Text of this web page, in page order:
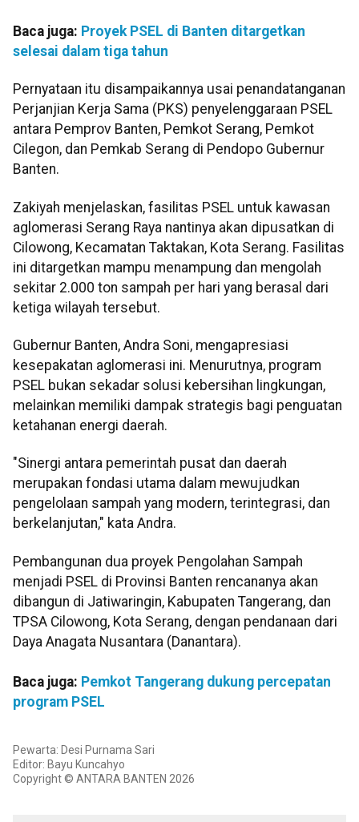
Baca juga: Proyek PSEL di Banten ditargetkan
selesai dalam tiga tahun
Pernyataan itu disampaikannya usai penandatanganan
Perjanjian Kerja Sama (PKS) penyelenggaraan PSEL
antara Pemprov Banten, Pemkot Serang, Pemkot
Cilegon, dan Pemkab Serang di Pendopo Gubernur
Banten.
Zakiyah menjelaskan, fasilitas PSEL untuk kawasan
aglomerasi Serang Raya nantinya akan dipusatkan di
Cilowong, Kecamatan Taktakan, Kota Serang. Fasilitas
ini ditargetkan mampu menampung dan mengolah
sekitar 2.000 ton sampah per hari yang berasal dari
ketiga wilayah tersebut.
Gubernur Banten, Andra Soni, mengapresiasi
kesepakatan aglomerasi ini. Menurutnya, program
PSEL bukan sekadar solusi kebersihan lingkungan,
melainkan memiliki dampak strategis bagi penguatan
ketahanan energi daerah.
"Sinergi antara pemerintah pusat dan daerah
merupakan fondasi utama dalam mewujudkan
pengelolaan sampah yang modern, terintegrasi, dan
berkelanjutan," kata Andra.
Pembangunan dua proyek Pengolahan Sampah
menjadi PSEL di Provinsi Banten rencananya akan
dibangun di Jatiwaringin, Kabupaten Tangerang, dan
TPSA Cilowong, Kota Serang, dengan pendanaan dari
Daya Anagata Nusantara (Danantara).
Baca juga: Pemkot Tangerang dukung percepatan
program PSEL
Pewarta: Desi Purnama Sari
Editor: Bayu Kuncahyo
Copyright © ANTARA BANTEN 2026